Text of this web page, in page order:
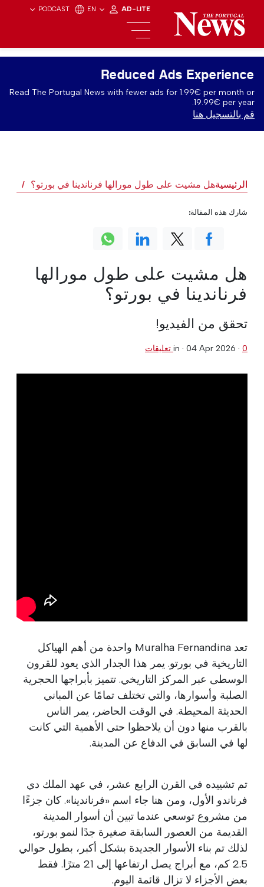
PODCAST EN AD-LITE
Reduced Ads Experience
Read The Portugal News with fewer ads for 1.99€ per month or
19.99€ per year.
قم بالتسجيل هنا
الرئيسيةهل مشيت على طول مورالها فرناندينا في بورتو؟
هل مشيت على طول مورالها
فرناندينا في بورتو؟
تحقق من الفيديو!
in · 04 Apr 2026 · 0 تعليقات
تعد Muralha Fernandina واحدة من أهم الهياكل
التاريخية في بورتو. يمر هذا الجدار الذي يعود للقرون
الوسطى عبر المركز التاريخي. تتميز بأبراجها الحجرية
الصلبة وأسوارها، والتي تختلف تمامًا عن المباني
الحديثة المحيطة. في الوقت الحاضر، يمر الناس
بالقرب منها دون أن يلاحظوا حتى الأهمية التي كانت
لها في السابق في الدفاع عن المدينة.
تم تشييده في القرن الرابع عشر، في عهد الملك دي
فرناندو الأول، ومن هنا جاء اسم «فرناندينا». كان جزءًا
من مشروع توسعي عندما تبين أن أسوار المدينة
القديمة من العصور السابقة صغيرة جدًا لنمو بورتو،
لذلك تم بناء الأسوار الجديدة بشكل أكبر، بطول حوالي
2.5 كم، مع أبراج يصل ارتفاعها إلى 21 مترًا. فقط
بعض الأجزاء لا تزال قائمة اليوم.
شارك هذه المقالة: